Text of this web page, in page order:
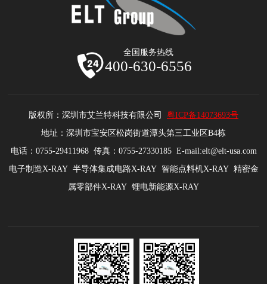
全国服务热线
400-630-6556
版权所：深圳市艾兰特科技有限公司 粤ICP备14073693号
地址：深圳市宝安区松岗街道潭头第三工业区B4栋
电话：0755-29411968 传真：0755-27330185 E-mail:elt@elt-usa.com
电子制造X-RAY 半导体集成电路X-RAY 智能点料机X-RAY 精密金
属零部件X-RAY 锂电新能源X-RAY